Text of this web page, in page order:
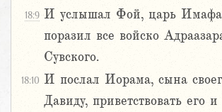
18:9 И услышал Фой, царь
поразил все войско
Сувского.
18:10 И послал Иорама, сына
Давиду, приветствовать его и